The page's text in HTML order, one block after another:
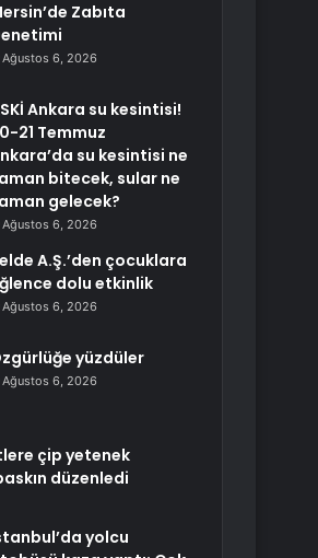
Zabıta
Ağustos 6, 2026
Ankara su kesintisi!
21 Temmuz
su kesintisi ne
bitecek, sular ne
gelecek?
Ağustos 6, 2026
A.Ş.’den çocuklara
dolu etkinlik
Ağustos 6, 2026
yüzdüler
Ağustos 6, 2026
çip yetenek
düzenledi
yolcu